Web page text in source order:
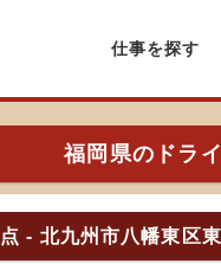
仕事を探す
福岡県のドラ
- 北九州市八幡東区